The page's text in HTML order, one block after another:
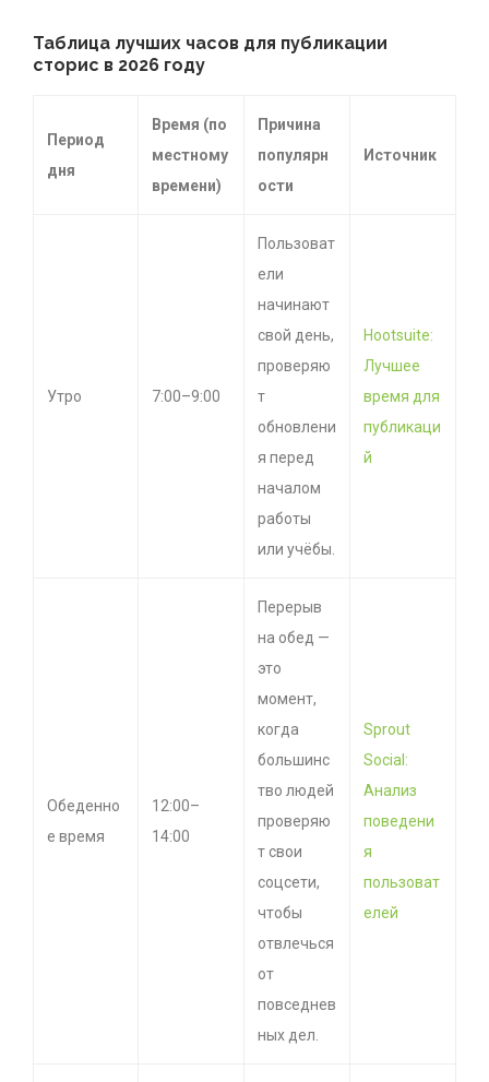
Таблица лучших часов для публикации
сторис в 2026 году
Период
дня
Время (по
местному
времени)
Причина
популярн
ости
Источник
Утро 7:00–9:00
Пользоват
ели
начинают
свой день,
проверяю
т
обновлени
я перед
началом
работы
или учёбы.
Hootsuite:
Лучшее
время для
публикаци
й
Обеденно
е время
12:00–
14:00
Перерыв
на обед —
это
момент,
когда
большинс
тво людей
проверяю
т свои
соцсети,
чтобы
отвлечься
от
повседнев
ных дел.
Sprout
Social:
Анализ
поведени
я
пользоват
елей